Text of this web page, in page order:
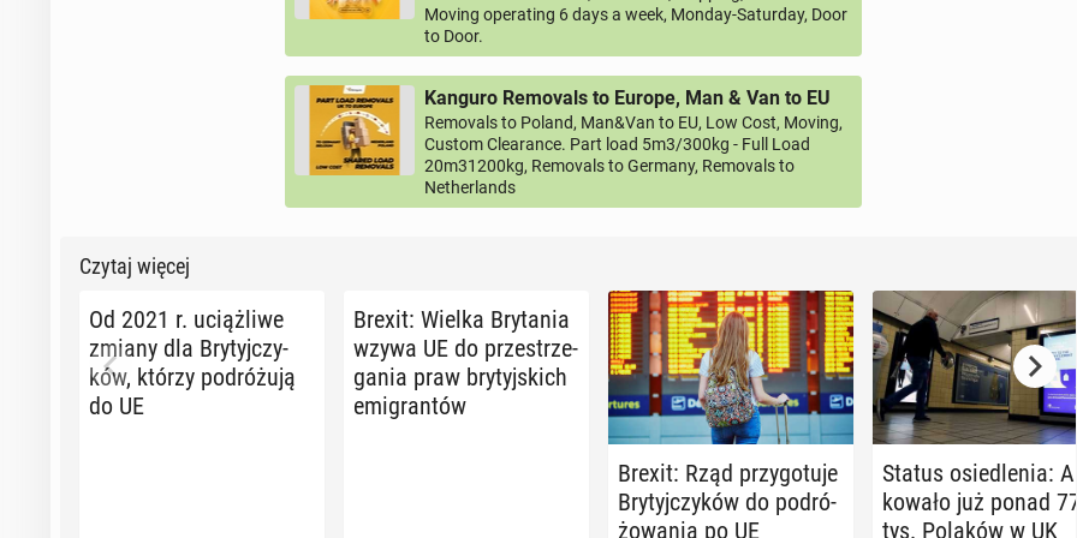
Moving operating 6 days a week, Monday-Saturday, Door
to Door.
Kanguro Removals to Europe, Man & Van to EU
Removals to Poland, Man&Van to EU, Low Cost, Moving,
Custom Clearance. Part load 5m3/300kg - Full Load
20m31200kg, Removals to Germany, Removals to
Netherlands
Czytaj więcej
Od 2021 r. uciąż­li­we
zmiany dla Bry­tyj­czy­
ków, którzy po­dró­żu­ją
do UE
Brexit: Wielka Bry­ta­nia
wzywa UE do prze­strze­
ga­nia praw bry­tyj­skich
emi­gran­tów
Brexit: Rząd przy­go­tu­je
Bry­tyj­czy­ków do po­dró­
żo­wa­nia po UE
Status osie­dle­nia:
ko­wa­ło już ponad 773
tys. Polaków w UK